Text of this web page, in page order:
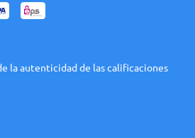
la autenticidad de las calificaciones